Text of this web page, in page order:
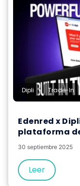
Dipli , Trade-In
Edenred x
plataforma
30 septiembre 2025
Leer